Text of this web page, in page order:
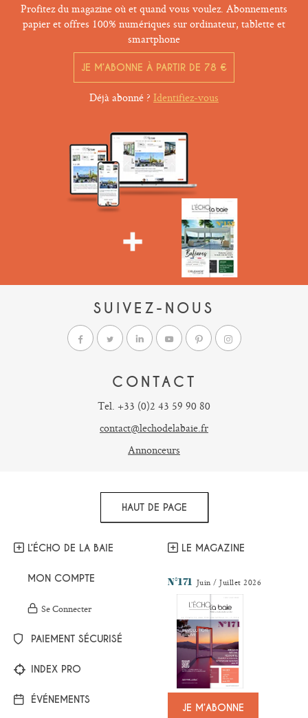
Profitez du magazine où et quand vous voulez. Abonnements
papier et offres 100% numériques sur ordinateur, tablette et
smartphone
JE M’ABONNE À PARTIR DE 78 €
Déjà abonné ? Identifiez-vous
SUIVEZ-NOUS
CONTACT
Tel. +33 (0)2 43 59 90 80
contact@lechodelabaie.fr
Annonceurs
HAUT DE PAGE
L’ÉCHO DE LA BAIE
MON COMPTE
Se Connecter
PAIEMENT SÉCURISÉ
INDEX PRO
ÉVÉNEMENTS
LE MAGAZINE
N°171 Juin / Juillet 2026
JE M’ABONNE